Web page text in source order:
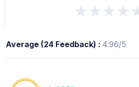
Average (24 Feedback) : 4.96/5